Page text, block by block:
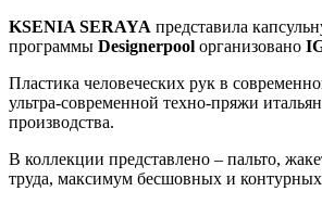
KSENIA SERAYA представила
программы Designerpool организовано
Пластика человеческих рук в
ультра-современной техно-пряжи
производства.
В коллекции представлено – пальто,
труда, максимум бесшовных и